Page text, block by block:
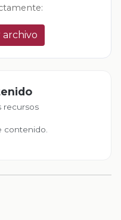
archivo
recursos
contenido.